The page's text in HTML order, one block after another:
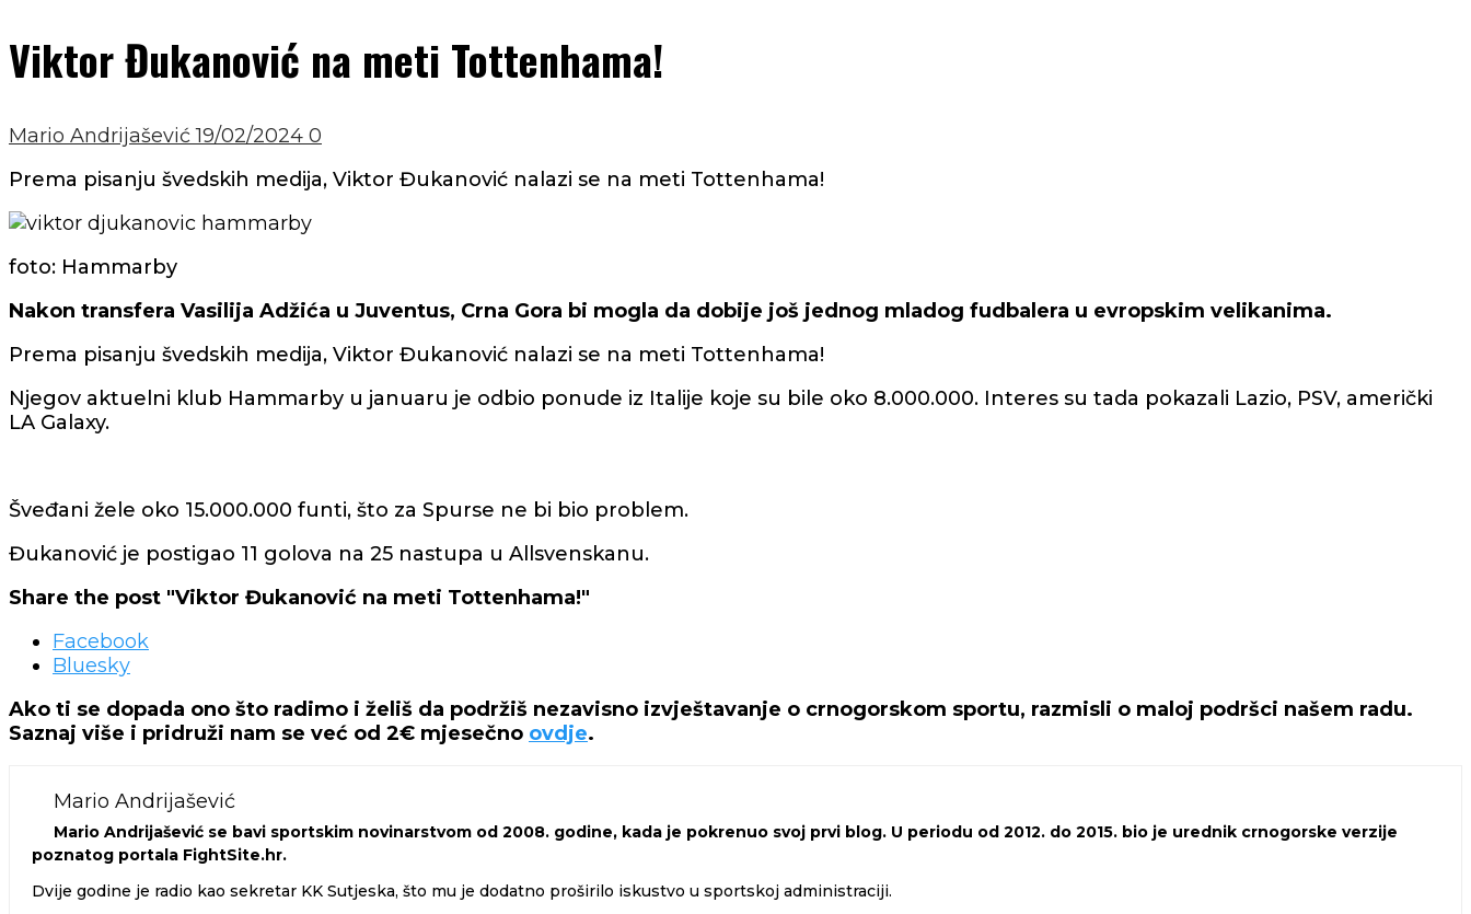
Viktor Đukanović na meti Tottenhama!
Mario Andrijašević19/02/2024 0
Prema pisanju švedskih medija, Viktor Đukanović nalazi se na meti Tottenhama!
foto: Hammarby
Nakon transfera Vasilija Adžića u Juventus, Crna Gora bi mogla da dobije još jednog mladog fudbalera u evropskim velikanima.
Prema pisanju švedskih medija, Viktor Đukanović nalazi se na meti Tottenhama!
Njegov aktuelni klub Hammarby u januaru je odbio ponude iz Italije koje su bile oko 8.000.000. Interes su tada pokazali Lazio, PSV, američki
LA Galaxy.
Šveđani žele oko 15.000.000 funti, što za Spurse ne bi bio problem.
Đukanović je postigao 11 golova na 25 nastupa u Allsvenskanu.
Share the post "Viktor Đukanović na meti Tottenhama!"
Facebook
Bluesky
Ako ti se dopada ono što radimo i želiš da podržiš nezavisno izvještavanje o crnogorskom sportu, razmisli o maloj podršci našem radu.
Saznaj više i pridruži nam se već od 2€ mjesečno ovdje.
Mario Andrijašević
Mario Andrijašević se bavi sportskim novinarstvom od 2008. godine, kada je pokrenuo svoj prvi blog. U periodu od 2012. do 2015. bio je urednik crnogorske verzije
poznatog portala FightSite.hr.
Dvije godine je radio kao sekretar KK Sutjeska, što mu je dodatno proširilo iskustvo u sportskoj administraciji.